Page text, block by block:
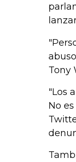
Tony
"Los
No